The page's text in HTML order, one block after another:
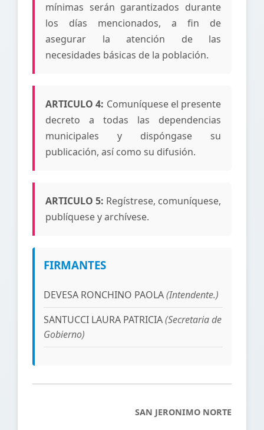
mínimas serán garantizados durante
los días mencionados, a fin de
asegurar la atención de las
necesidades básicas de la población.
ARTICULO 4: Comuníquese el presente
decreto a todas las dependencias
municipales y dispóngase su
publicación, así como su difusión.
ARTICULO 5: Regístrese, comuníquese,
publíquese y archívese.
FIRMANTES
DEVESA RONCHINO PAOLA(Intendente.)
SANTUCCI LAURA PATRICIA(Secretaria de
Gobierno)
SAN JERONIMO NORTE